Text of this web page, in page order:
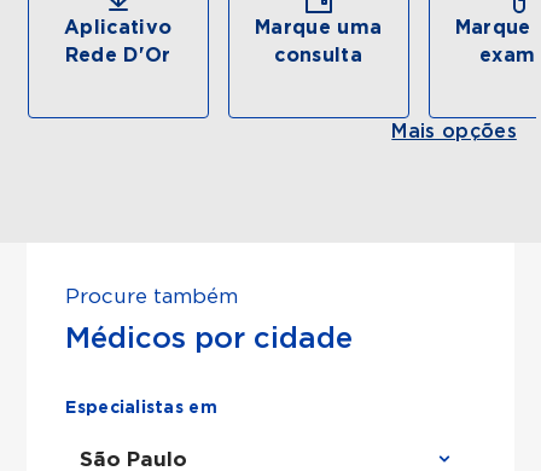
Aplicativo
Rede D'Or
Marque uma
consulta
Marque
Mais opções
Procure também
Médicos por cidade
Especialistas em
São Paulo